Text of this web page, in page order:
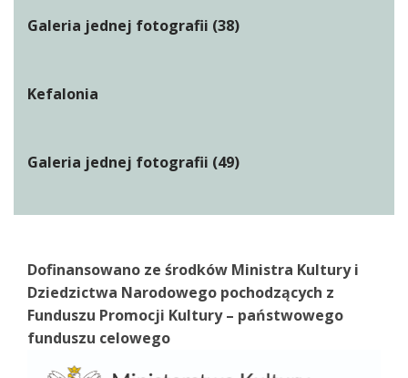
Galeria jednej fotografii (38)
Kefalonia
Galeria jednej fotografii (49)
Dofinansowano ze środków Ministra Kultury i
Dziedzictwa Narodowego pochodzących z
Funduszu Promocji Kultury – państwowego
funduszu celowego